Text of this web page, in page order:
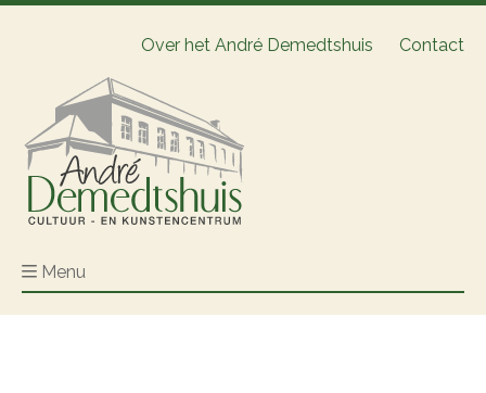
Over het André Demedtshuis Contact
Menu